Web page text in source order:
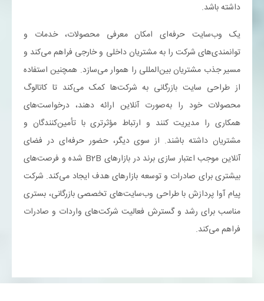
داشته باشد.
یک وب‌سایت حرفه‌ای امکان معرفی محصولات، خدمات و
توانمندی‌های شرکت را به مشتریان داخلی و خارجی فراهم می‌کند و
مسیر جذب مشتریان بین‌المللی را هموار می‌سازد. همچنین استفاده
از طراحی سایت بازرگانی به شرکت‌ها کمک می‌کند تا کاتالوگ
محصولات خود را به‌صورت آنلاین ارائه دهند، درخواست‌های
همکاری را مدیریت کنند و ارتباط مؤثرتری با تأمین‌کنندگان و
مشتریان داشته باشند. از سوی دیگر، حضور حرفه‌ای در فضای
آنلاین موجب اعتبار سازی برند در بازارهای B2B شده و فرصت‌های
بیشتری برای صادرات و توسعه بازارهای هدف ایجاد می‌کند. شرکت
پیام آوا پردازش با طراحی وب‌سایت‌های تخصصی بازرگانی، بستری
مناسب برای رشد و گسترش فعالیت شرکت‌های واردات و صادرات
فراهم می‌کند.